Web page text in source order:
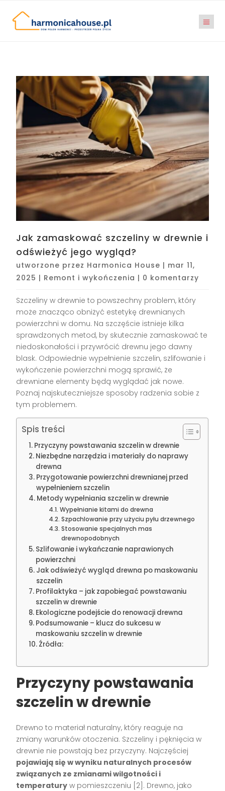
Jak zamaskować szczeliny w drewnie i
odświeżyć jego wygląd?
utworzone przez Harmonica House | mar 11,
2025 | Remont i wykończenia | 0 komentarzy
Szczeliny w drewnie to powszechny problem, który
może znacząco obniżyć estetykę drewnianych
powierzchni w domu. Na szczęście istnieje kilka
sprawdzonych metod, by skutecznie zamaskować te
niedoskonałości i przywrócić drewnu jego dawny
blask. Odpowiednie wypełnienie szczelin, szlifowanie i
wykończenie powierzchni mogą sprawić, że
drewniane elementy będą wyglądać jak nowe.
Poznaj najskuteczniejsze sposoby radzenia sobie z
tym problemem.
Spis treści
Przyczyny powstawania szczelin w drewnie
Niezbędne narzędzia i materiały do naprawy
drewna
Przygotowanie powierzchni drewnianej przed
wypełnieniem szczelin
Metody wypełniania szczelin w drewnie
Wypełnianie kitami do drewna
Szpachlowanie przy użyciu pyłu drzewnego
Stosowanie specjalnych mas
drewnopodobnych
Szlifowanie i wykańczanie naprawionych
powierzchni
Jak odświeżyć wygląd drewna po maskowaniu
szczelin
Profilaktyka – jak zapobiegać powstawaniu
szczelin w drewnie
Ekologiczne podejście do renowacji drewna
Podsumowanie – klucz do sukcesu w
maskowaniu szczelin w drewnie
Źródła:
Przyczyny powstawania
szczelin w drewnie
Drewno to materiał naturalny, który reaguje na
zmiany warunków otoczenia. Szczeliny i pęknięcia w
drewnie nie powstają bez przyczyny. Najczęściej
pojawiają się w wyniku naturalnych procesów
związanych ze zmianami wilgotności i
temperatury w pomieszczeniu [2]. Drewno, jako